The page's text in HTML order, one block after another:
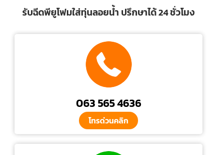
รับฉีดพียูโฟมใส่ทุ่นลอยน้ำ ปรึกษาได้ 24 ชั่วโมง
063 565 4636
โทรด่วนคลิก